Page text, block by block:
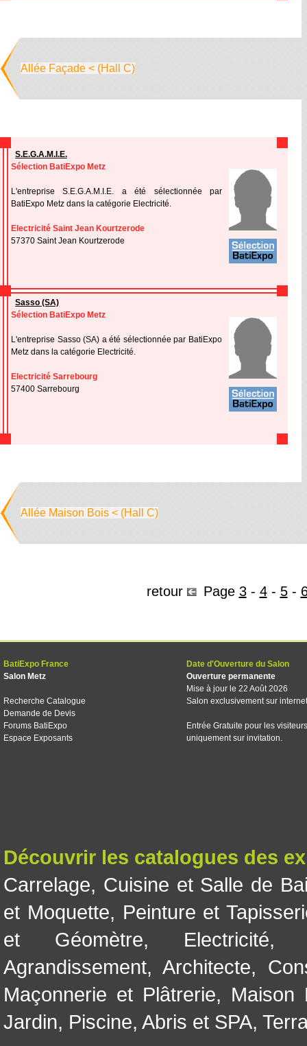
Allée Façade < (Hall C)
S.E.G.A.M.I.E.
Sélection BatiExpo Metz
L'entreprise S.E.G.A.M.I.E. a été sélectionnée par
BatiExpo Metz dans la catégorie Electricité.
Electricité Saint Jean Kourtzerode
57370 Saint Jean Kourtzerode
Sasso (SA)
Sélection BatiExpo Metz
L'entreprise Sasso (SA) a été sélectionnée par BatiExpo
Metz dans la catégorie Electricité.
Electricité Sarrebourg
57400 Sarrebourg
Allée Maison Bois < (Hall C)
retour Page 3- 4- 5-
BatiExpo France
Salon Metz
Recherche Catalogue
Demande de Devis
Forums BatiExpo
Espace Exposants
Date d'Ouverture du Salon
Ouverture permanente
Mise à jour le 22 Août 2026
Salon exclusivement sur internet
Entrée Gratuite pour les visiteurs
uniquement sur invitation.
Découvrir les catalogues des
Carrelage, Cuisine et Salle de
et Moquette, Peinture et
et Géomètre, Electricité
Agrandissement, Architecte,
Maçonnerie et Plâtrerie, Maison
Jardin, Piscine, Abris et SPA,